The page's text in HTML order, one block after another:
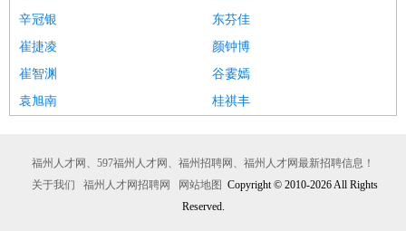
辛冠银
东芬佳
崔捷凌
颜钟博
崔智渊
谷霎嫣
袁旭南
桂祺丰
福州人才网、597福州人才网、福州招聘网、福州人才网最新招聘信息！
关于我们
福州人才网招聘网 网站地图 Copyright © 2010-2026 All Rights
Reserved.